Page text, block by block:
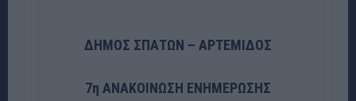
ΔΗΜΟΣ ΣΠΑΤΩΝ – ΑΡΤΕΜΙΔΟΣ
7η ΑΝΑΚΟΙΝΩΣΗ ΕΝΗΜΕΡΩΣΗΣ